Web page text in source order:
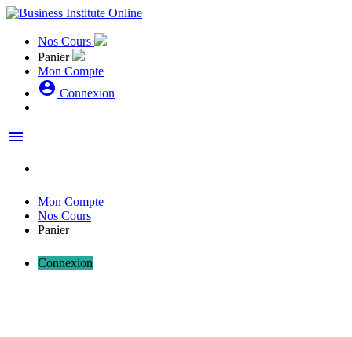
Nos Cours
Panier
Mon Compte
account_circle Connexion
menu
Mon Compte
Nos Cours
Panier
Connexion